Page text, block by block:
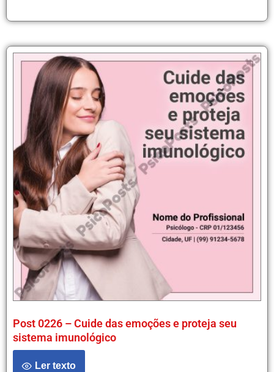
Post 0226 – Cuide das emoções e proteja seu
sistema imunológico
Ler texto